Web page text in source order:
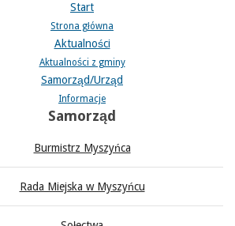
Start
Strona główna
Aktualności
Aktualności z gminy
Samorząd/Urząd
Informacje
Samorząd
Burmistrz Myszyńca
Rada Miejska w Myszyńcu